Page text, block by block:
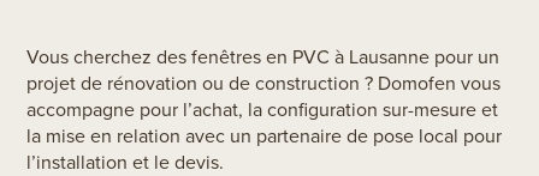
Vous cherchez des fenêtres en PVC à Lausanne pour un
projet de rénovation ou de construction ? Domofen vous
accompagne pour l’achat, la configuration sur-mesure et
la mise en relation avec un partenaire de pose local pour
l’installation et le devis.